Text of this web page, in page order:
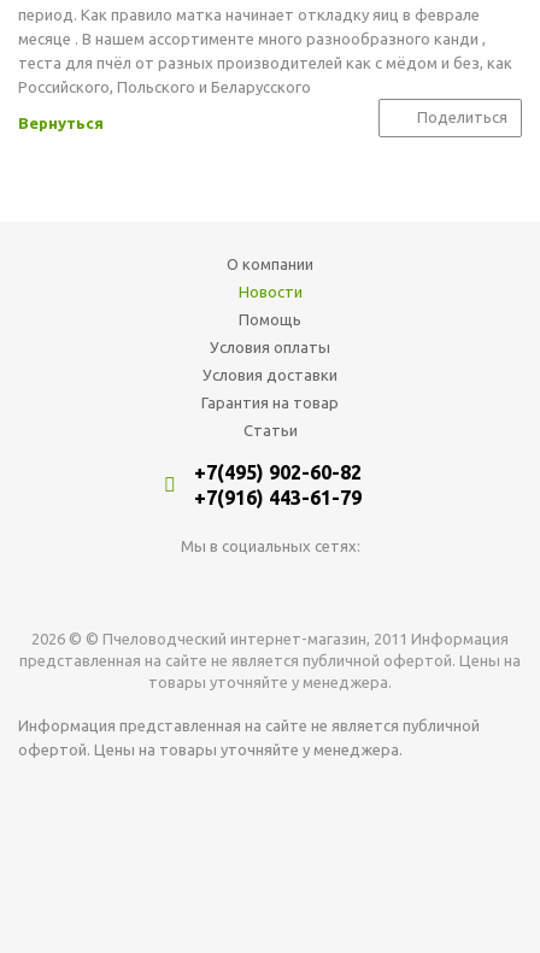
период. Как правило матка начинает откладку яиц в феврале
месяце . В нашем ассортименте много разнообразного канди ,
теста для пчёл от разных производителей как с мёдом и без, как
Российского, Польского и Беларусского
Вернуться Поделиться
О компании
Новости
Помощь
Условия оплаты
Условия доставки
Гарантия на товар
Статьи
+7(495) 902-60-82
+7(916) 443-61-79
Мы в социальных сетях:
2026 © © Пчеловодческий интернет-магазин, 2011 Информация
представленная на сайте не является публичной офертой. Цены на
товары уточняйте у менеджера.
Информация представленная на сайте не является публичной
офертой. Цены на товары уточняйте у менеджера.